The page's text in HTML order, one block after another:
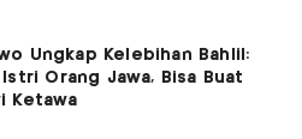
Ungkap Kelebihan Bahlil:
Istri Orang Jawa, Bisa Buat
Ketawa